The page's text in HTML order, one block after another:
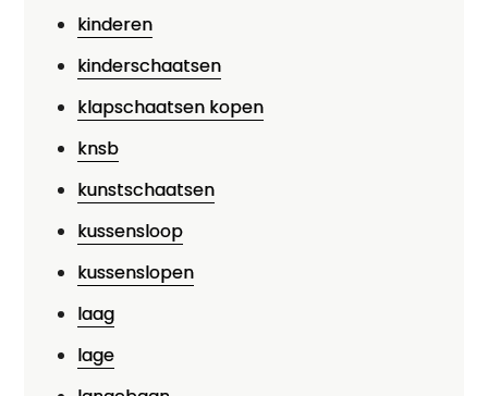
kinderen
kinderschaatsen
klapschaatsen kopen
knsb
kunstschaatsen
kussensloop
kussenslopen
laag
lage